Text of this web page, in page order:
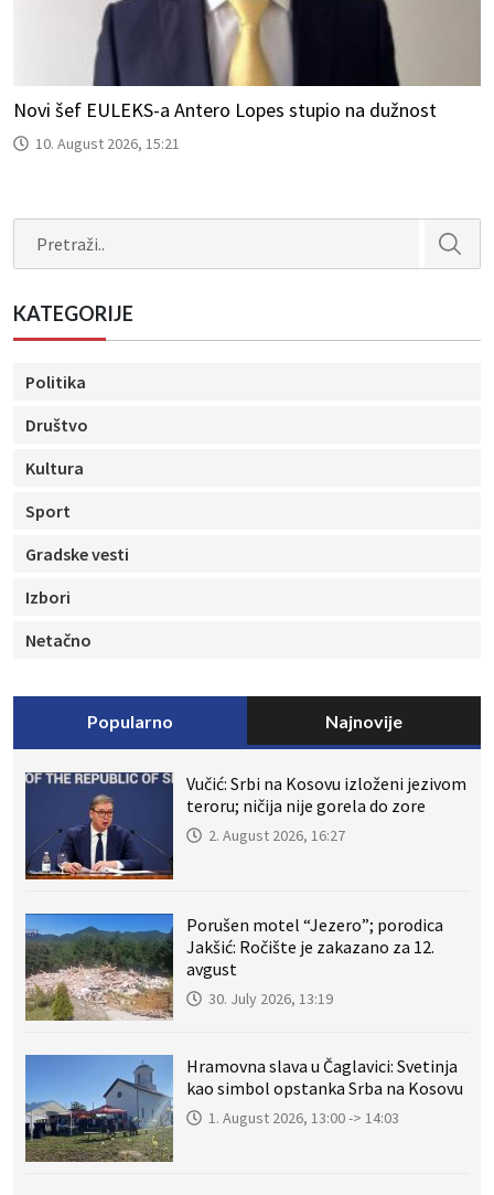
Novi šef EULEKS-a Antero Lopes stupio na dužnost
10. August 2026, 15:21
KATEGORIJE
Politika
Društvo
Kultura
Sport
Gradske vesti
Izbori
Netačno
Popularno Najnovije
Vučić: Srbi na Kosovu izloženi jezivom
teroru; ničija nije gorela do zore
2. August 2026, 16:27
Porušen motel “Jezero”; porodica
Jakšić: Ročište je zakazano za 12.
avgust
30. July 2026, 13:19
Hramovna slava u Čaglavici: Svetinja
kao simbol opstanka Srba na Kosovu
1. August 2026, 13:00 -> 14:03